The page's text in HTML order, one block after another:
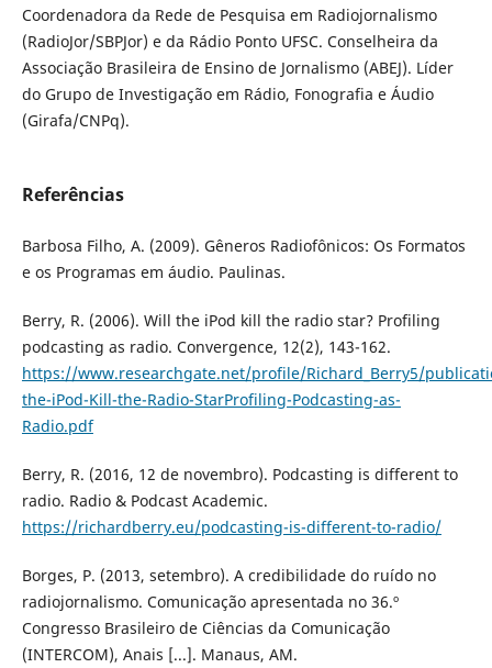
Coordenadora da Rede de Pesquisa em Radiojornalismo
(RadioJor/SBPJor) e da Rádio Ponto UFSC. Conselheira da
Associação Brasileira de Ensino de Jornalismo (ABEJ). Líder
do Grupo de Investigação em Rádio, Fonografia e Áudio
(Girafa/CNPq).
Referências
Barbosa Filho, A. (2009). Gêneros Radiofônicos: Os Formatos
e os Programas em áudio. Paulinas.
Berry, R. (2006). Will the iPod kill the radio star? Profiling
podcasting as radio. Convergence, 12(2), 143-162.
https://www.researchgate.net/profile/Richard_Berry5/
the-iPod-Kill-the-Radio-StarProfiling-Podcasting-as-
Radio.pdf
Berry, R. (2016, 12 de novembro). Podcasting is different to
radio. Radio & Podcast Academic.
https://richardberry.eu/podcasting-is-different-to-radio/
Borges, P. (2013, setembro). A credibilidade do ruído no
radiojornalismo. Comunicação apresentada no 36.º
Congresso Brasileiro de Ciências da Comunicação
(INTERCOM), Anais [...]. Manaus, AM.